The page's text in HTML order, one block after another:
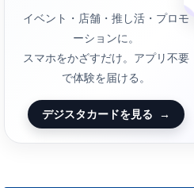
イベント・店舗・推し活・プロモ
ーションに。
スマホをかざすだけ。アプリ不要
で体験を届ける。
デジスタカードを見る →